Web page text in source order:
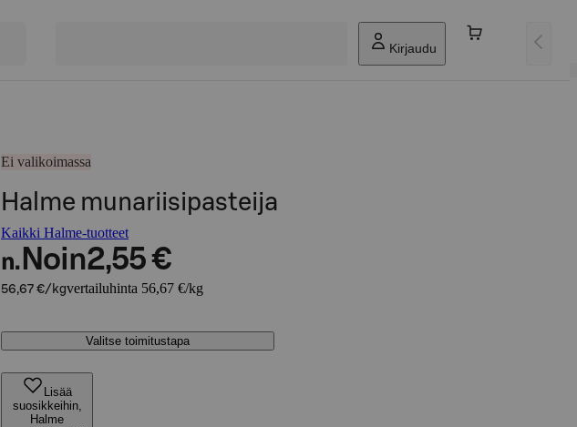
Kirjaudu
Ei valikoimassa
Halme munariisipasteija
Kaikki Halme-tuotteet
n. Noin2,55 €
56,67 €/kgvertailuhinta 56,67 €/kg
Valitse toimitustapa
Lisää
suosikkeihin,
Halme